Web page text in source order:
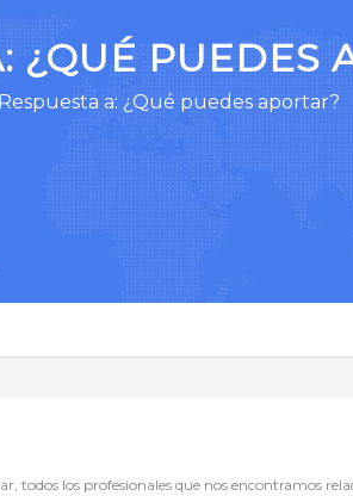
¿QUÉ PUEDES
Respuesta a: ¿Qué puedes aportar?
todos los profesionales que nos encontramos